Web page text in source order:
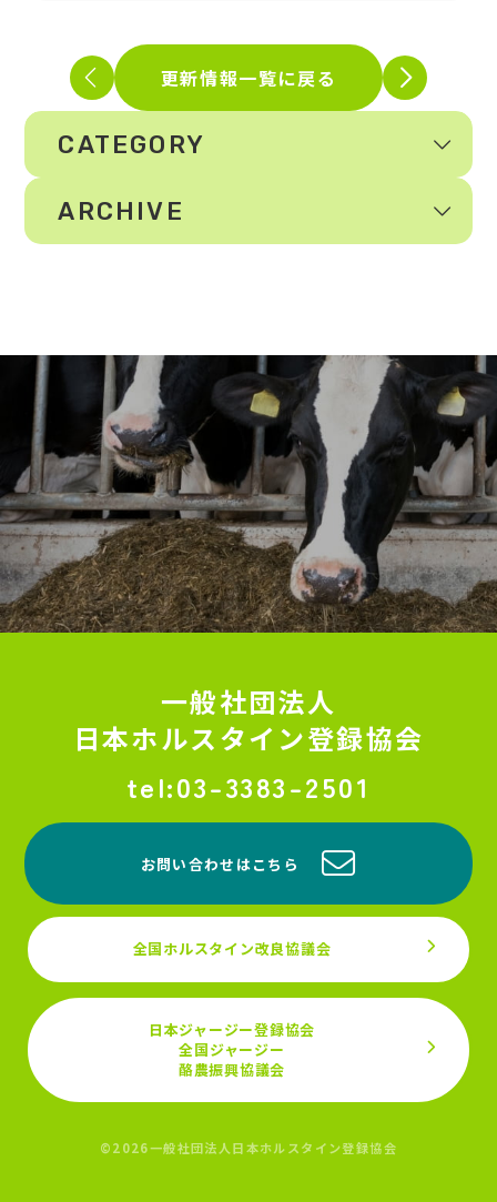
更新情報一覧に戻る
CATEGORY
ARCHIVE
一般社団法人
日本ホルスタイン登録協会
03-3383-2501
お問い合わせはこちら
全国ホルスタイン改良協議会
日本ジャージー登録協会
全国ジャージー
酪農振興協議会
©2026一般社団法人日本ホルスタイン登録協会